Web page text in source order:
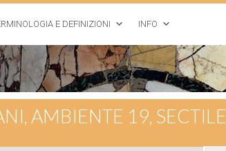
E DEFINIZIONI INFO
AMBIENTE 19, SECTILE